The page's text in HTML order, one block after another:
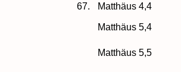
67.
Matthäus 4,4
Matthäus 5,4
Matthäus 5,5